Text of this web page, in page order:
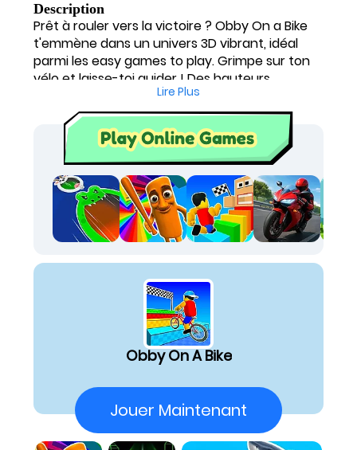
Description
Prêt à rouler vers la victoire ? Obby On a Bike
t'emmène dans un univers 3D vibrant, idéal
parmi les easy games to play. Grimpe sur ton
vélo et laisse-toi guider ! Des hauteurs
vertigineuses et des obstacles colorés
t'attendent, mais pas de panique, c'est l'un des
meilleurs free online games no download pour
s'amuser sans prise de tête. Attrape ton
casque virtuel et rejoins-nous pour une
aventure palpitante qui te fera ressentir
l'adrénaline des sauts audacieux et des
parcours périlleux. C'est le moment de tester
ton équilibre tout en douceur !
tranquille ou le mode Défi pour te surpasser.
Affronte des niveaux remplis de sauts, de
chemins étroits et de plateformes mouvantes.
Découvre un mélange unique de plateforme
et de cyclisme, idéal pour t'exercer. Joue en
solo pour perfectionner tes talents ou invite
Comment Jouer
Game Rules:
Lire Plus
Obby On A Bike
Jouer Maintenant